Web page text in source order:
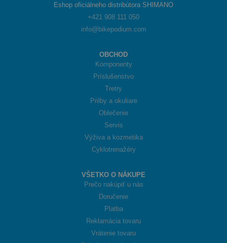
Eshop oficiálneho distribútora SHIMANO
+421 908 111 050
info@bikepodium.com
OBCHOD
Komponenty
Príslušenstvo
Tretry
Prilby a okuliare
Oblečenie
Servis
Výživa a kozmetika
Cyklotrenažéry
VŠETKO O NÁKUPE
Prečo nakúpiť u nás
Doručenie
Platba
Reklamácia tovaru
Vrátenie tovaru